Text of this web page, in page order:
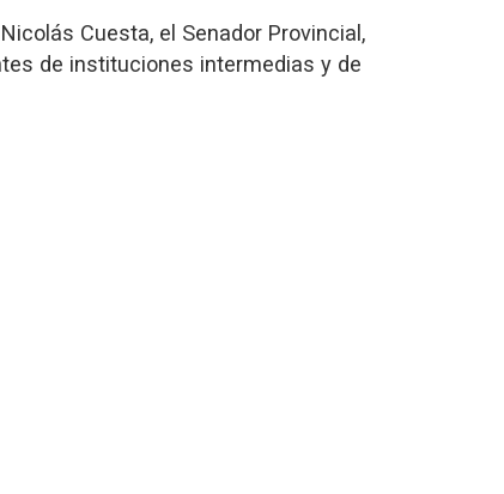
Cuesta, el Senador Provincial,
de instituciones intermedias y de